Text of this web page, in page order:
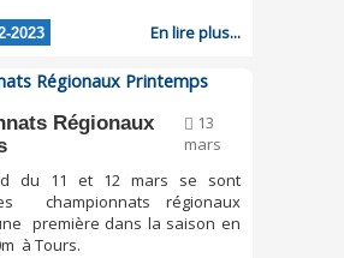
2023 En lire plus...
Régionaux
13
mars
du 11 et 12 mars se sont
championnats régionaux
première dans la saison en
à Tours.